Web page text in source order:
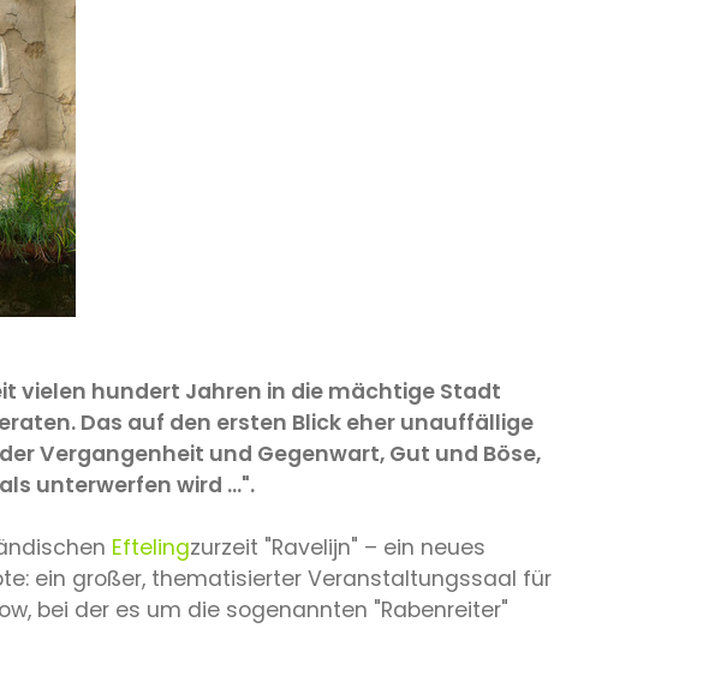
vielen hundert Jahren in die mächtige Stadt
Das auf den ersten Blick eher unauffällige
Vergangenheit und Gegenwart, Gut und Böse,
unterwerfen wird ...".
Eftelingzurzeit "Ravelijn" – ein neues
ein großer, thematisierter Veranstaltungssaal für
bei der es um die sogenannten "Rabenreiter"